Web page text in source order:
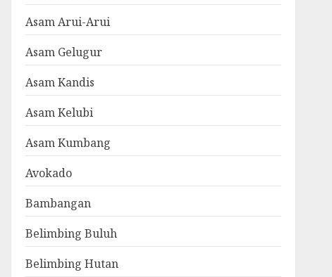
Asam Arui-Arui
Asam Gelugur
Asam Kandis
Asam Kelubi
Asam Kumbang
Avokado
Bambangan
Belimbing Buluh
Belimbing Hutan